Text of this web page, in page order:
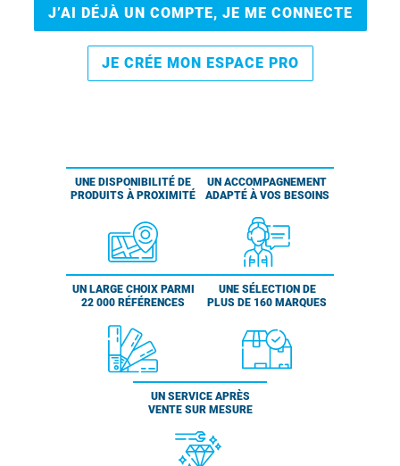
J’AI DÉJÀ UN COMPTE, JE ME CONNECTE
JE CRÉE MON ESPACE PRO
UNE DISPONIBILITÉ DE
PRODUITS À PROXIMITÉ
UN ACCOMPAGNEMENT
ADAPTÉ À VOS BESOINS
UN LARGE CHOIX PARMI
22 000 RÉFÉRENCES
UNE SÉLECTION DE
PLUS DE 160 MARQUES
UN SERVICE APRÈS
VENTE SUR MESURE